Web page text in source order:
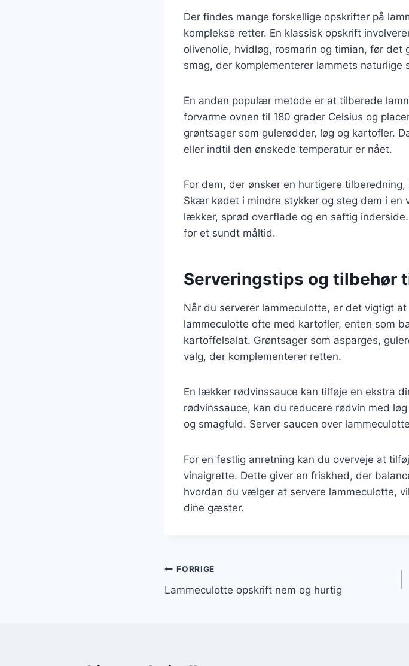
Der findes mange forskellige opskrifter på
komplekse retter. En klassisk opskrift
olivenolie, hvidløg, rosmarin og timian, før
smag, der komplementerer lammets naturlige
En anden populær metode er at tilberede
forvarme ovnen til 180 grader Celsius og
grøntsager som gulerødder, løg og kartofler.
eller indtil den ønskede temperatur er nået.
For dem, der ønsker en hurtigere
Skær kødet i mindre stykker og steg dem i en
lækker, sprød overflade og en saftig
for et sundt måltid.
Serveringstips og tilbehør
Når du serverer lammeculotte, er det vigtigt
lammeculotte ofte med kartofler, enten som
kartoffelsalat. Grøntsager som asparges,
valg, der komplementerer retten.
En lækker rødvinssauce kan tilføje en ekstra
rødvinssauce, kan du reducere rødvin med
og smagfuld. Server saucen over
For en festlig anretning kan du overveje at
vinaigrette. Dette giver en friskhed, der
hvordan du vælger at servere lammeculotte,
dine gæster.
Indlægsnavigation
FORRIGE
Lammeculotte opskrift nem og hurtig